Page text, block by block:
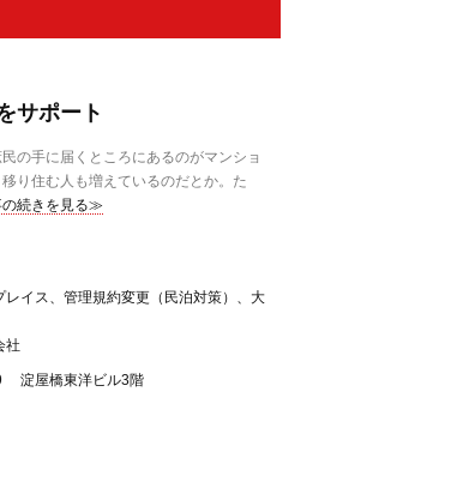
サポート
の手に届くところにあるのがマンショ
り住む人も増えているのだとか。た
の続きを見る≫
イス、管理規約変更（民泊対策）、大
社
淀屋橋東洋ビル3階